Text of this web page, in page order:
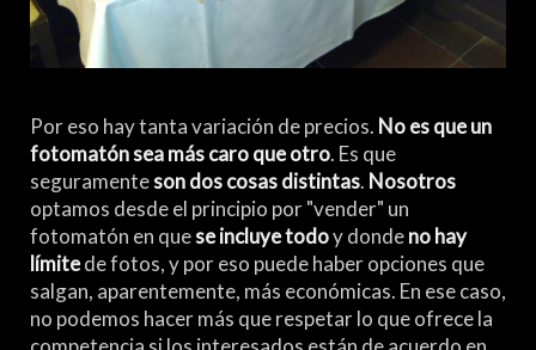
Por eso hay tanta variación de precios. No es que un
fotomatón sea más caro que otro. Es que
seguramenteson dos cosas distintas. Nosotros
optamos desde el principio por "vender" un
fotomatón en quese incluye todoy dondeno hay
límitede fotos, y por eso puede haber opciones que
salgan, aparentemente, más económicas. En ese caso,
no podemos hacer más que respetar lo que ofrece la